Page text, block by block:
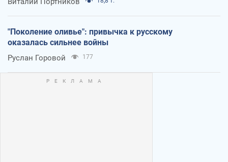
"Поколение оливье": привычка к русскому
оказалась сильнее войны
Руслан Горовой 177